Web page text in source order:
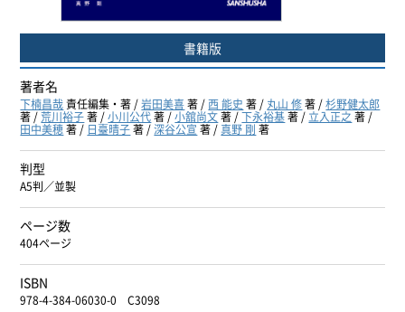
アジア諸語
日本語
閉じる
書籍版
著者名
下楠昌哉責任編集・著 /岩田美喜著 /西 能史 著 / 丸山 修著 /杉野健太郎
著 /荒川裕子著 /小川公代著 /小舘尚文著 /下永裕基著 /立入正之 著 /
田中美穂著 / 日臺晴子著 /深谷公宣 著 /真野 剛 著
判型
A5判／並製
ページ数
404ページ
ISBN
978-4-384-06030-0 C3098